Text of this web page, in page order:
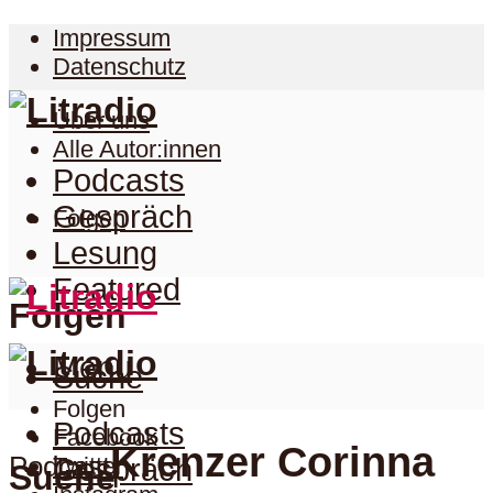
Impressum
Datenschutz
Über uns
Alle Autor:innen
Folgen
Folgen
Folgen
Facebook
Twitter
Podcasts
Gespräch
Lesung
Featured
Menu
Suche
Suche
Podcasts
Gespräch
PodcastKrenzer Corinna